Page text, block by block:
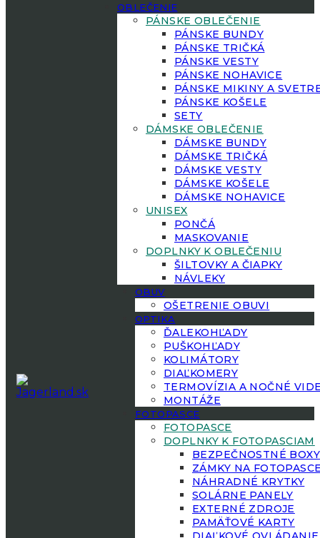
OBLEČENIE
PÁNSKE OBLEČENIE
PÁNSKE BUNDY
PÁNSKE TRIČKÁ
PÁNSKE VESTY
PÁNSKE NOHAVICE
PÁNSKE MIKINY A
PÁNSKE KOŠELE
SETY
DÁMSKE OBLEČENIE
DÁMSKE BUNDY
DÁMSKE TRIČKÁ
DÁMSKE VESTY
DÁMSKE KOŠELE
DÁMSKE NOHAVICE
UNISEX
PONČÁ
MASKOVANIE
DOPLNKY K OBLEČENIU
ŠILTOVKY A ČIAPKY
NÁVLEKY
OBUV
OŠETRENIE OBUVI
OPTIKA
ĎALEKOHĽADY
PUŠKOHĽADY
KOLIMÁTORY
DIAĽKOMERY
TERMOVÍZIA A NOČNÉ
MONTÁŽE
FOTOPASCE
FOTOPASCE
DOPLNKY K FOTOPASCIAM
BEZPEČNOSTNÉ BOXY
ZÁMKY NA
NÁHRADNÉ KRYTKY
SOLÁRNE PANELY
EXTERNÉ ZDROJE
PAMÄŤOVÉ KARTY